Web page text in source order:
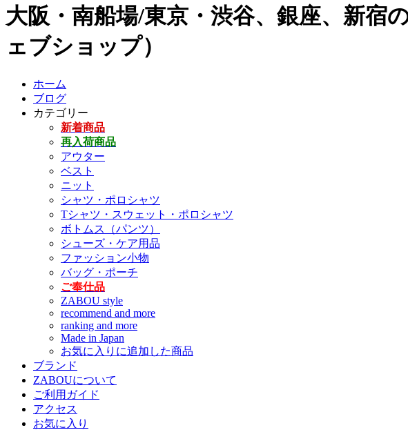
大阪・南船場/東京・渋谷、銀座、新宿
ェブショップ）
ホーム
ブログ
カテゴリー
新着商品
再入荷商品
アウター
ベスト
ニット
シャツ・ポロシャツ
Tシャツ・スウェット・ポロシャツ
ボトムス（パンツ）
シューズ・ケア用品
ファッション小物
バッグ・ポーチ
ご奉仕品
ZABOU style
recommend and more
ranking and more
Made in Japan
お気に入りに追加した商品
ブランド
ZABOUについて
ご利用ガイド
アクセス
お気に入り